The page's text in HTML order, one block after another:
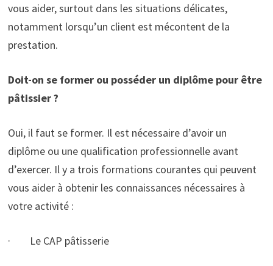
vous aider, surtout dans les situations délicates,
notamment lorsqu’un client est mécontent de la
prestation.
Doit-on se former ou posséder un diplôme pour être
pâtissier ?
Oui, il faut se former. Il est nécessaire d’avoir un
diplôme ou une qualification professionnelle avant
d’exercer. Il y a trois formations courantes qui peuvent
vous aider à obtenir les connaissances nécessaires à
votre activité :
· Le CAP pâtisserie